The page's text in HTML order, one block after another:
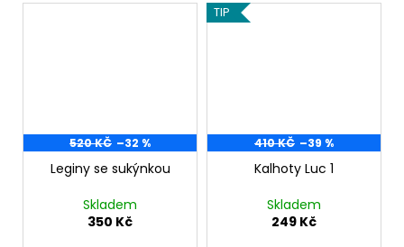
520 KČ –32 %
Leginy se sukýnkou
Skladem
350 Kč
TIP
410 KČ –39 %
Kalhoty Luc 1
Skladem
249 Kč